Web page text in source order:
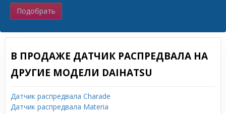
Подобрать
В ПРОДАЖЕ ДАТЧИК РАСПРЕДВАЛА НА
ДРУГИЕ МОДЕЛИ DAIHATSU
Датчик распредвала Charade
Датчик распредвала Materia